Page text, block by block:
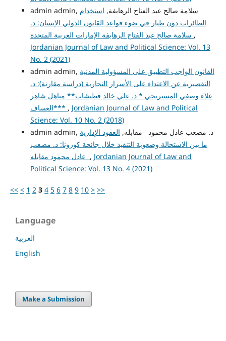
admin admin, سلامة صالح عبد الفتاح الرهايفة, استخدام
الطائرات دون طيار في ضوء قواعد القانون الدولي الإنسان: د.
,
Jordanian Journal of Law and Political Science: Vol. 13
No. 2 (2021)
admin admin, القانون الواجب التطبيق على المسؤولية المدنية
التقصيرية عن الاعتداء على الأسرار التجارية (دراسة مقارنة): د.
علاء وصفي المستريحي * د. علي خالد قطيشات** مناهل شاهر
العساف*** , Jordanian Journal of Law and Political
Science: Vol. 10 No. 2 (2018)
admin admin, د. مصعب عادل محمود مقابله, العقود الإدارية
ما بين الاستحالة وصعوبة التنفيذ خلال جائحة كورونا: د. مصعب
, Jordanian Journal of Law and
Political Science: Vol. 13 No. 4 (2021)
<< < 1 2 3 4 5 6 7 8 9 10 > >>
Language
العربية
English
Make a Submission